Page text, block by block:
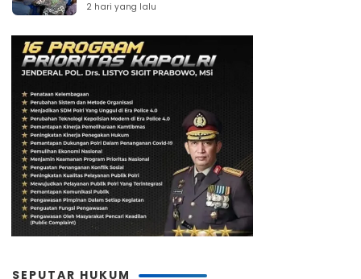
2 hari yang lalu
SEPUTAR HUKUM